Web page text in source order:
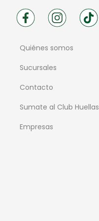
Quiénes somos
Sucursales
Contacto
Sumate al Club Huellas
Empresas